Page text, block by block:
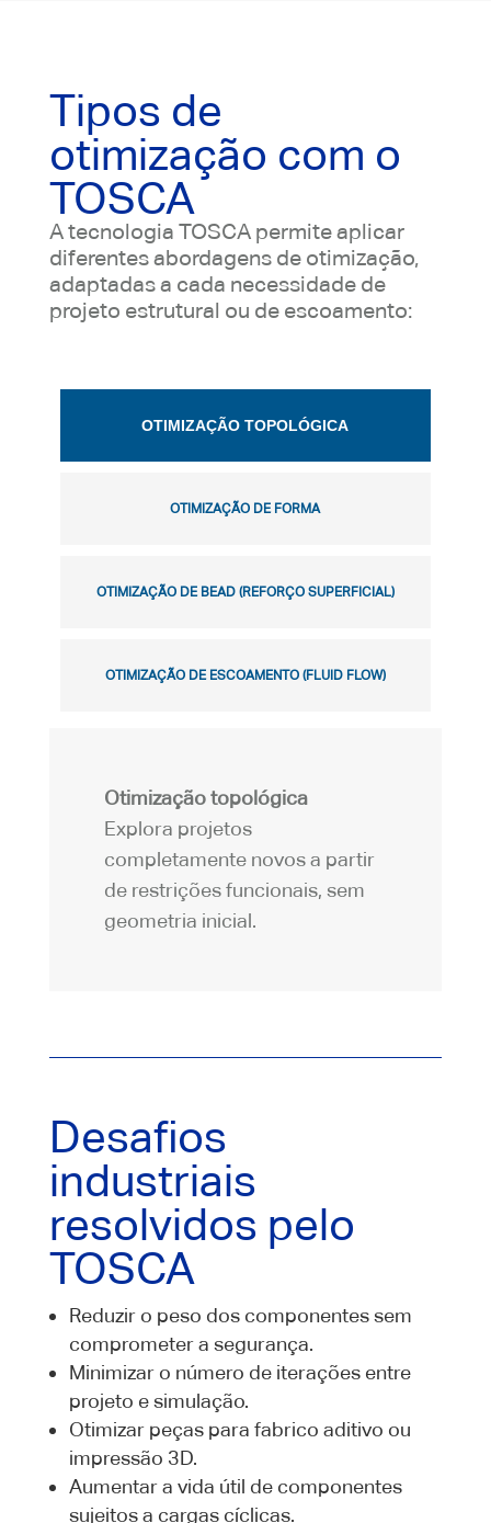
Tipos de
otimização com o
TOSCA
A tecnologia TOSCA permite aplicar
diferentes abordagens de otimização,
adaptadas a cada necessidade de
projeto estrutural ou de escoamento:
OTIMIZAÇÃO TOPOLÓGICA
OTIMIZAÇÃO DE FORMA
OTIMIZAÇÃO DE BEAD (REFORÇO SUPERFICIAL)
OTIMIZAÇÃO DE ESCOAMENTO (FLUID FLOW)
Otimização topológica
Explora projetos
completamente novos a partir
de restrições funcionais, sem
geometria inicial.
Desafios
industriais
resolvidos pelo
TOSCA
Reduzir o peso dos componentes sem
comprometer a segurança.
Minimizar o número de iterações entre
projeto e simulação.
Otimizar peças para fabrico aditivo ou
impressão 3D.
Aumentar a vida útil de componentes
sujeitos a cargas cíclicas.